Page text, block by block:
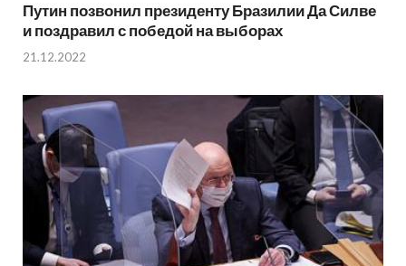
Путин позвонил президенту Бразилии Да Силве
и поздравил с победой на выборах
21.12.2022